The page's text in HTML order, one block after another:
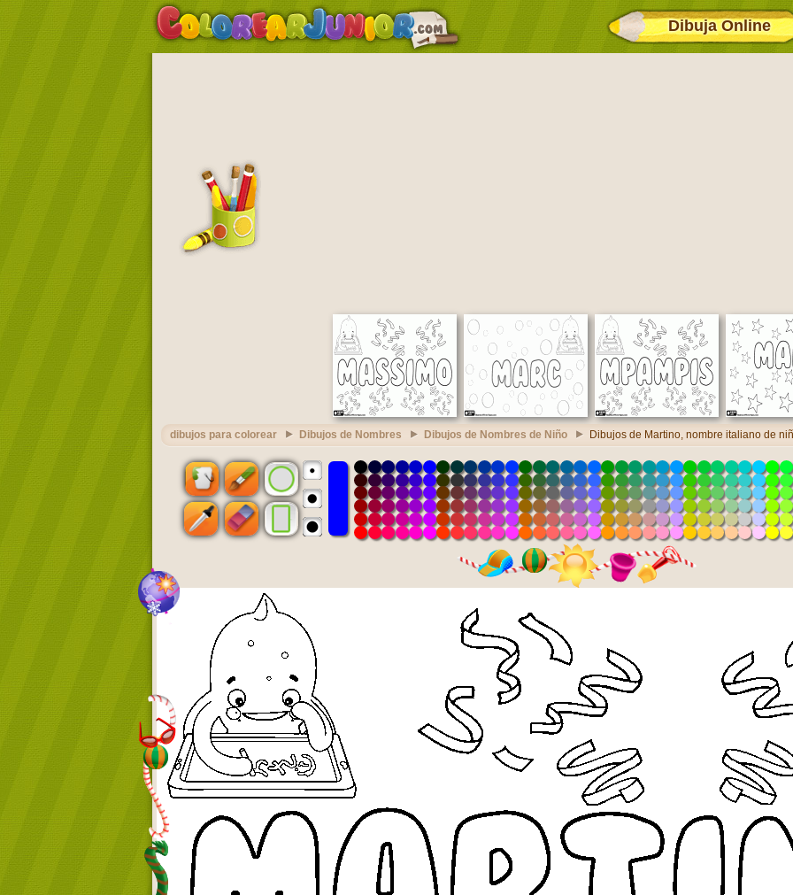
Dibuja Online
dibujos para colorear Dibujos de Nombres Dibujos de Nombres de Niño Dibujos de Martino, nombre italiano de